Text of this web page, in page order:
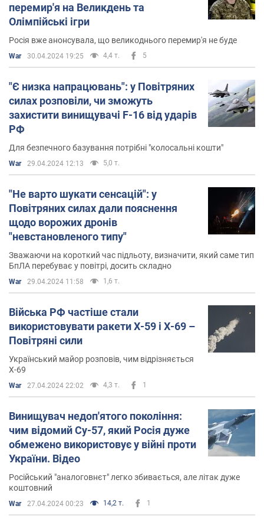
перемир'я на Великдень та
Олімпійські ігри
Росія вже анонсувала, що великоднього перемир'я не буде
War 30.04.2024 19:25 4,4 т. 5
"Є низка напрацювань": у Повітряних
силах розповіли, чи зможуть
захистити винищувачі F-16 від ударів
РФ
Для безпечного базування потрібні "колосальні кошти"
War 29.04.2024 12:13 5,0 т.
"Не варто шукати сенсацій": у
Повітряних силах дали пояснення
щодо ворожих дронів
"невстановленого типу"
Зважаючи на короткий час підльоту, визначити, який саме тип
БпЛА перебуває у повітрі, досить складно
War 29.04.2024 11:58 1,6 т.
Війська РФ частіше стали
використовувати ракети Х-59 і Х-69 –
Повітряні сили
Український майор розповів, чим відрізняється
Х-69
War 27.04.2024 22:02 4,3 т. 1
Винищувач недоп'ятого покоління:
чим відомий Су-57, який Росія дуже
обмежено використовує у війні проти
України. Відео
Російський "аналоговнєт" легко збивається, але літак дуже
коштовний
War 27.04.2024 00:23 14,2 т. 1